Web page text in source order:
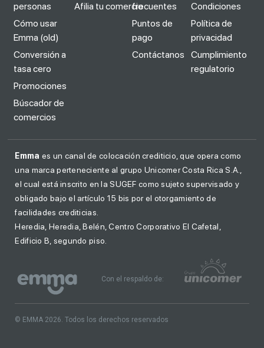
personas
Cómo usar
Emma (old)
Conversión a
tasa cero
Promociones
Búscador de
comercios
Afilia tu comerciofrecuentes
Puntos de
pago
Contáctanos
Condiciones
Política de
privacidad
Cumplimiento
regulatorio
Emma es un canal de colocación crediticio, que opera como
una marca perteneciente al grupo Unicomer Costa Rica S.A.,
el cual está inscrito en la SUGEF como sujeto supervisado y
obligado bajo el artículo 15 bis por el otorgamiento de
facilidades crediticias.
Heredia, Heredia, Belén, Centro Corporativo El Cafetal,
Edificio B, segundo piso.
© EMMA 2026. Todos los derechos reservados
Con el respaldo de: